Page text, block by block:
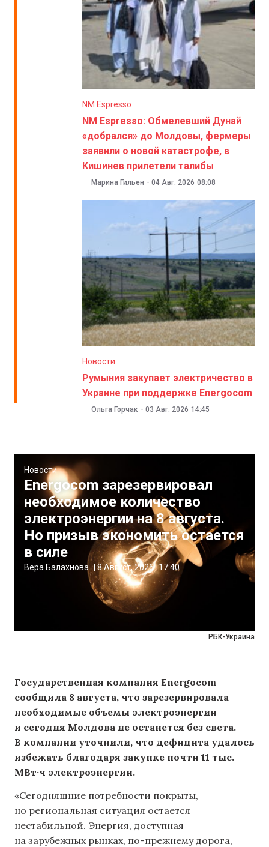
NM Espresso
NM Espresso: Обмелевший Дунай
«добрался» до Молдовы, фермеры
заявили о новой катастрофе, в
Кишинев прилетели талибы
Марина Гильен - 04 Авг. 2026 08:08
Новости
Румыния закупает электричество в
Украине при поддержке Energocom
Ольга Горчак - 03 Авг. 2026 14:45
РБК-Украина
Новости
Energocom зарезервировал
необходимое количество
электроэнергии на 8 августа.
Но призыв экономить остается
в силе
Вера Балахнова |8 Август, 2026 17:40
Государственная компания Energocom
сообщила 8 августа, что зарезервировала
необходимые объемы электроэнергии
и сегодня Молдова не останется без света.
В компании уточнили, что дефицита удалось
избежать благодаря закупке почти 11 тыс.
МВт·ч электроэнергии.
«Сегодняшние потребности покрыты,
но региональная ситуация остается
нестабильной. Энергия, доступная
на зарубежных рынках, по-прежнему дорога,